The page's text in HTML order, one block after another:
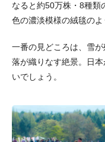
なると約50万株・8種類
色の濃淡模様の絨毯のよ
一番の見どころは、雪
落が織りなす絶景。日
いでしょう。